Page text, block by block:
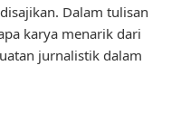
Dalam tulisan
karya menarik dari
jurnalistik dalam